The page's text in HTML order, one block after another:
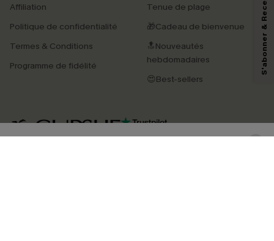
Affiliation
Politique de confidentialité
Termes & Conditions
Programme de fidélité
Tenue de plage
🎁Cadeau de bienvenue
🔝Nouveautés
hebdomadaires
😍Best-sellers
4.4
marketing (y compris du contenu généré par l'IA) de Cupshe et
pouvons utiliser les données collectées sur notre site ainsi que des
savoir si ceux-ci ont été ouverts, de mesurer votre engagement, de
personnaliser nos contenus et nos offres, et de vous recommander des
produits susceptibles de vous intéresser, conformément à notre
Politique de
. Vous pouvez vous désabonner à tout moment.